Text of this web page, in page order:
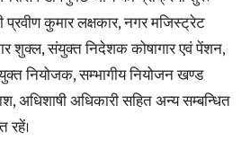
प्रवीण कुमार लक्षकार, नगर मजिस्ट्रेट
शुक्ल, संयुक्त निदेशक कोषागार एवं पेंशन,
नियोजक, सम्भागीय नियोजन खण्ड
अधिशाषी अधिकारी सहित अन्य सम्बन्धित
रहें।